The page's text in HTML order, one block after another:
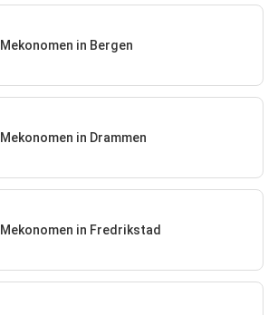
Mekonomen in Bergen
Mekonomen in Drammen
Mekonomen in Fredrikstad